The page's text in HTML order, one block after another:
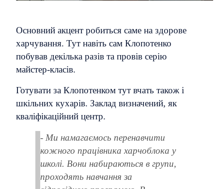
Основний акцент робиться саме на здорове
харчування. Тут навіть сам Клопотенко
побував декілька разів та провів серію
майстер-класів.
Готувати за Клопотенком тут вчать також і
шкільних кухарів. Заклад визначений, як
кваліфікаційний центр.
- Ми намагаємось перенавчити
кожного працівника харчоблока у
школі. Вони набираються в групи,
проходять навчання за